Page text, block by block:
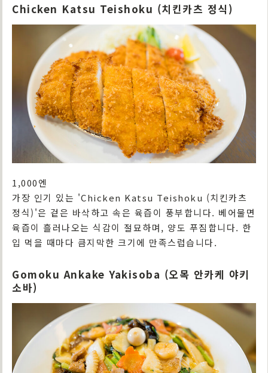
Chicken Katsu Teishoku (치킨카츠 정식)
1,000엔
가장 인기 있는 'Chicken Katsu Teishoku (치킨카츠
정식)'은 겉은 바삭하고 속은 육즙이 풍부합니다. 베어물면
육즙이 흘러나오는 식감이 절묘하며, 양도 푸짐합니다. 한
입 먹을 때마다 큼지막한 크기에 만족스럽습니다.
Gomoku Ankake Yakisoba (오목 안카케 야키
소바)